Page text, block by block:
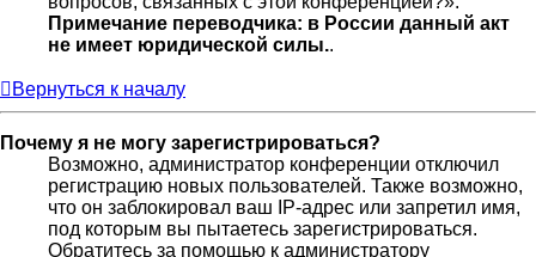
Примечание переводчика: в России данный акт
не имеет юридической силы..
Вернуться к началу
Почему я не могу зарегистрироваться?
Возможно, администратор конференции отключил
регистрацию новых пользователей. Также возможно,
что он заблокировал ваш IP-адрес или запретил имя,
под которым вы пытаетесь зарегистрироваться.
Обратитесь за помощью к администратору